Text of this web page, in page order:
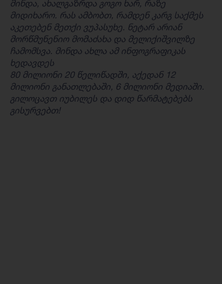
მინდა, ახალგაზრდა გოგო ხარ, რაზე
მიდიხარო. რას ამბობთ, რამდენ კარგ საქმეს
აკეთებენ მეთქი ვუპასუხე. ნეტარ არიან
მორწმუნენიო მომაძახა და მელიქიშვილზე
ჩამომსვა. მინდა ახლა ამ ინფოგრაფიკას
ხედავდეს
80 მილიონი 20 წელიწადში, აქედან 12
მილიონი განათლებაში, 6 მილიონი მედიაში.
გილოცავთ იუბილეს და დიდ წარმატებებს
გისურვებთ!